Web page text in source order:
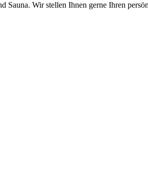
Wir stellen Ihnen gerne Ihren